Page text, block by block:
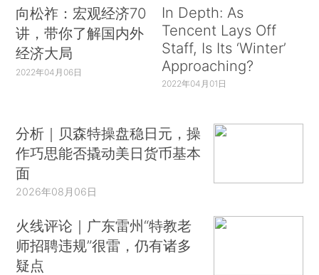
向松祚：宏观经济70
讲，带你了解国内外
经济大局
2022年04月06日
In Depth: As
Tencent Lays Off
Staff, Is Its ‘Winter’
Approaching?
2022年04月01日
分析｜贝森特操盘稳日元，操
作巧思能否撬动美日货币基本
面
2026年08月06日
火线评论｜广东雷州“特教老
师招聘违规”很雷，仍有诸多
疑点